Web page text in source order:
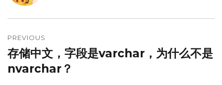
章
导
航
PREVIOUS
Previous
post:
存储中文，字段是varchar，为什么不是
nvarchar？